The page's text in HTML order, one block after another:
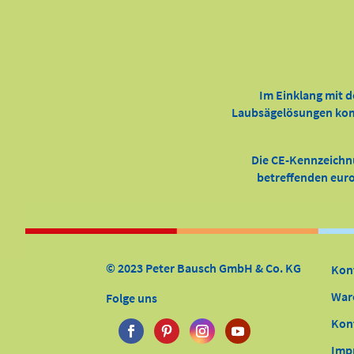
Im Einklang mit
Laubsägelösungen
Die CE-
betreffenden
© 2023 Peter Bausch GmbH & Co. KG
Folge uns